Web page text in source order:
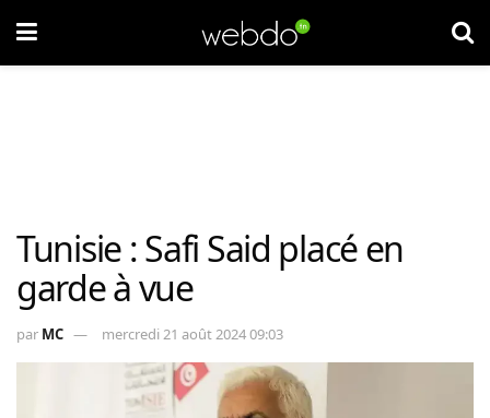
Tunisie : Safi Said placé en
garde à vue
par MC mercredi 21 août 2024 09:03